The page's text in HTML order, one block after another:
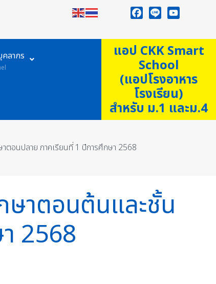
คลากร แอป CKK Smart
School
(แอปโรงอาหาร
โรงเรียน)
สำหรับ ม.1 และม.4
อนปลาย ภาคเรียนที่ 1 ปีการศึกษา 2568
ษาตอนต้นและชั้น
2568